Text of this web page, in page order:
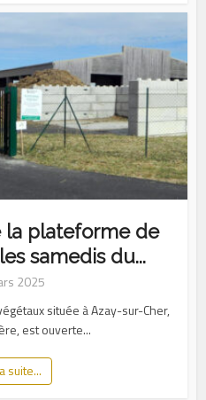
la plateforme de
samedis du...
2025
située à Azay-sur-Cher,
est ouverte...
suite...